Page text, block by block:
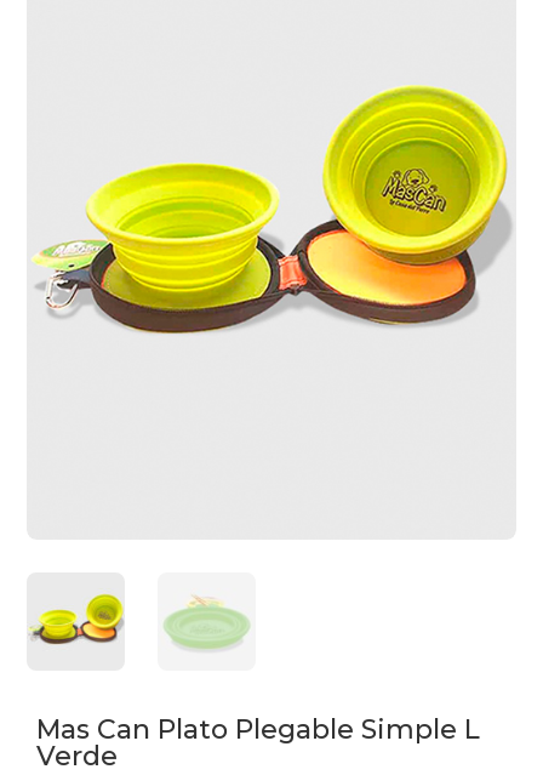
Mas Can Plato Plegable Simple L
Verde